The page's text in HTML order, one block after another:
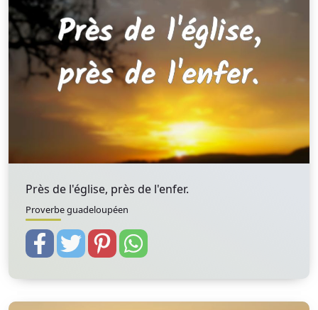
Près de l'église, près de l'enfer.
Proverbe guadeloupéen